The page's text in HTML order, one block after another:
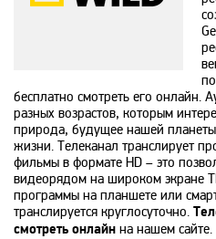
DTX
Europa Plus TV
Fox Life
бесплатно смотреть его онлайн.
разных возрастов, которым
природа, будущее нашей
жизни. Телеканал транслирует
фильмы в формате HD – это
видеорядом на широком экране
программы на планшете или
транслируется круглосуточно.
смотреть онлайн на нашем сайте.